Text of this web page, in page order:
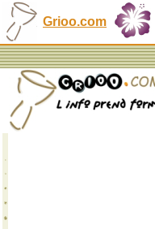
Grioo.com